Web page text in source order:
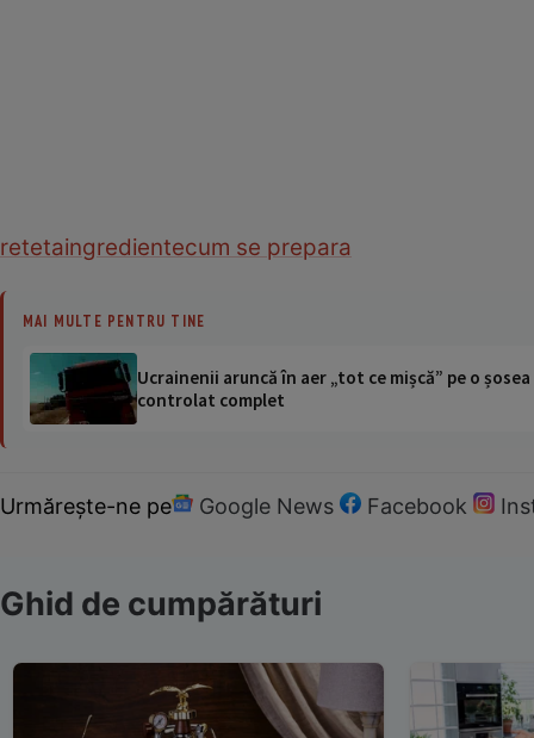
retetaingredientecum se prepara
MAI MULTE PENTRU TINE
Ucrainenii aruncă în aer „tot ce mișcă” pe o
controlat complet
Urmărește-ne pe Google News Facebook
Ghid de cumpărături